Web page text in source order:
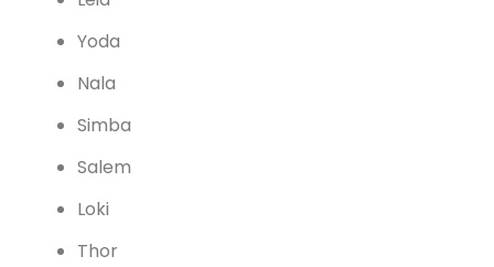
Yoda
Nala
Simba
Salem
Loki
Thor